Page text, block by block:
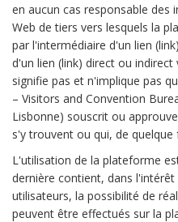
en aucun cas responsable
Web de tiers vers lesquels la
par l'intermédiaire d'un lien
d'un lien (link) direct ou
signifie pas et n'implique pas
– Visitors and Convention
Lisbonne) souscrit ou
s'y trouvent ou qui, de
L'utilisation de la plateforme
dernière contient, dans
utilisateurs, la possibilité de
peuvent être effectués sur la